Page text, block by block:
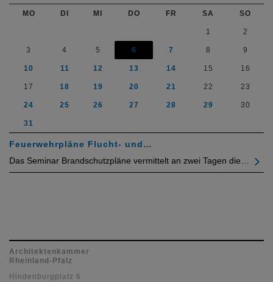
MO DI MI DO FR SA SO
1 2
3 4 5 6 7 8 9
10 11 12 13 14 15 16
17 18 19 20 21 22 23
24 25 26 27 28 29 30
31
Feuerwehrpläne Flucht- und…
Das Seminar Brandschutzpläne vermittelt an zwei Tagen die…
Architektenkammer
Rheinland-Pfalz
Hindenburgplatz 6